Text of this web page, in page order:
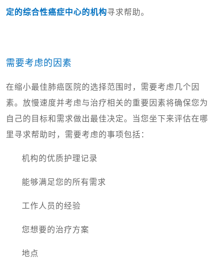
定的综合性癌症中心的机构寻求帮助。
需要考虑的因素
在缩小最佳肺癌医院的选择范围时，需要考虑几个因
素。放慢速度并考虑与治疗相关的重要因素将确保您为
自己的目标和需求做出最佳决定。当您坐下来评估在哪
里寻求帮助时，需要考虑的事项包括：
机构的优质护理记录
能够满足您的所有需求
工作人员的经验
您想要的治疗方案
地点